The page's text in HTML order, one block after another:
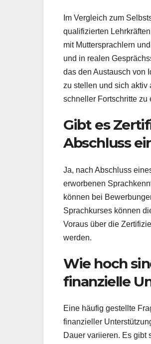
Im Vergleich zum
qualifizierten
mit Muttersprachlern
und in realen
das den Austausch von
zu stellen und sich aktiv
schneller Fortschritte zu
Gibt es
Abschluss
Ja, nach Abschluss
erworbenen
können bei
Sprachkurses können
Voraus über die
werden.
Wie hoch
finanzielle
Eine häufig gestellte
finanzieller
Dauer variieren. Es gibt